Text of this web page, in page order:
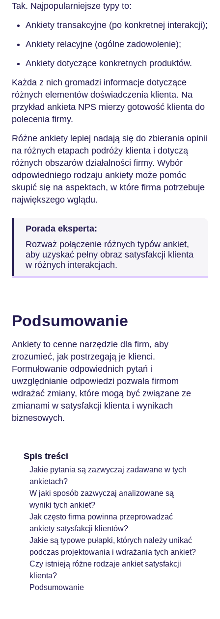
Tak. Najpopularniejsze typy to:
Ankiety transakcyjne (po konkretnej interakcji);
Ankiety relacyjne (ogólne zadowolenie);
Ankiety dotyczące konkretnych produktów.
Każda z nich gromadzi informacje dotyczące
różnych elementów doświadczenia klienta. Na
przykład ankieta NPS mierzy gotowość klienta do
polecenia firmy.
Różne ankiety lepiej nadają się do zbierania opinii
na różnych etapach podróży klienta i dotyczą
różnych obszarów działalności firmy. Wybór
odpowiedniego rodzaju ankiety może pomóc
skupić się na aspektach, w które firma potrzebuje
największego wglądu.
Porada eksperta:
Rozważ połączenie różnych typów ankiet,
aby uzyskać pełny obraz satysfakcji klienta
w różnych interakcjach.
Podsumowanie
Ankiety to cenne narzędzie dla firm, aby
zrozumieć, jak postrzegają je klienci.
Formułowanie odpowiednich pytań i
uwzględnianie odpowiedzi pozwala firmom
wdrażać zmiany, które mogą być związane ze
zmianami w satysfakcji klienta i wynikach
biznesowych.
Spis treści
Jakie pytania są zazwyczaj zadawane w tych
ankietach?
W jaki sposób zazwyczaj analizowane są
wyniki tych ankiet?
Jak często firma powinna przeprowadzać
ankiety satysfakcji klientów?
Jakie są typowe pułapki, których należy unikać
podczas projektowania i wdrażania tych ankiet?
Czy istnieją różne rodzaje ankiet satysfakcji
klienta?
Podsumowanie